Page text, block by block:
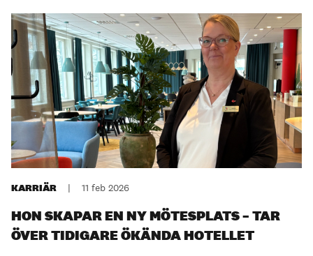
KARRIÄR | 11 feb 2026
HON SKAPAR EN NY MÖTESPLATS – TAR
ÖVER TIDIGARE ÖKÄNDA HOTELLET